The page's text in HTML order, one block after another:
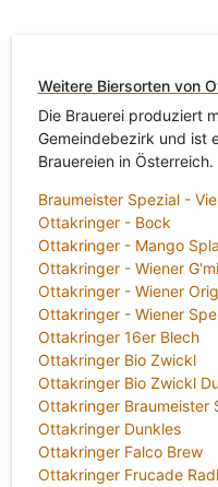
Weitere Biersorten von
Die Brauerei produziert
Gemeindebezirk und ist
Brauereien in Österreich.
Braumeister Spezial -
Ottakringer - Bock
Ottakringer - Mango
Ottakringer - Wiener
Ottakringer - Wiener
Ottakringer - Wiener
Ottakringer 16er Blech
Ottakringer Bio Zwickl
Ottakringer Bio Zwickl
Ottakringer Braumeister
Ottakringer Dunkles
Ottakringer Falco Brew
Ottakringer Frucade